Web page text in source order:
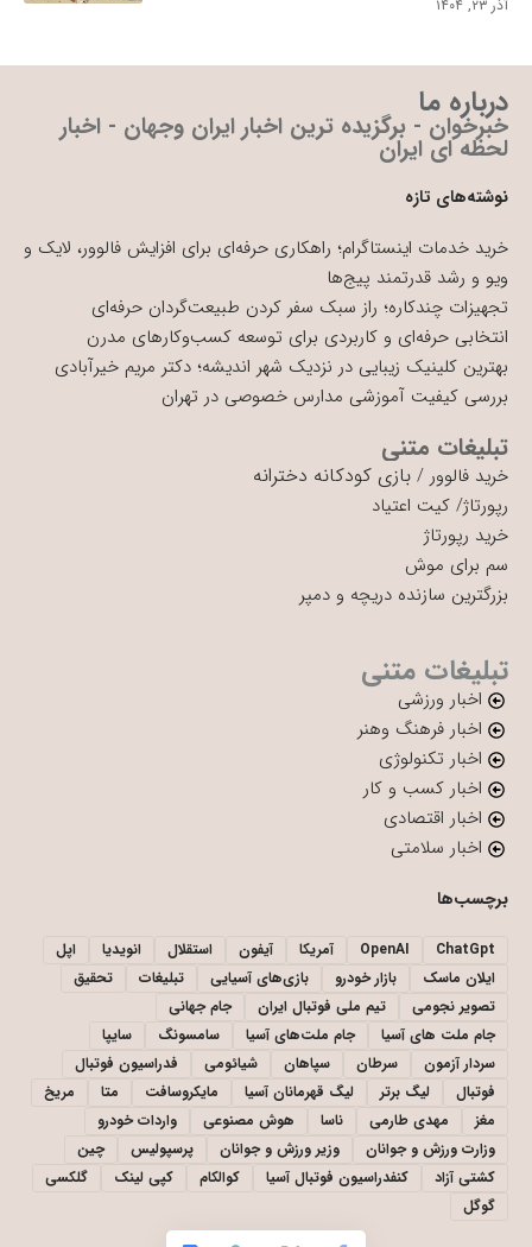
آذر ۲۳, ۱۴۰۴
درباره ما
خبرخوان - برگزیده ترین اخبار ایران وجهان - اخبار
لحظه ای ایران
نوشته‌های تازه
خرید خدمات اینستاگرام؛ راهکاری حرفه‌ای برای افزایش فالوور، لایک و
ویو و رشد قدرتمند پیج‌ها
تجهیزات چندکاره؛ راز سبک سفر کردن طبیعت‌گردان حرفه‌ای
انتخابی حرفه‌ای و کاربردی برای توسعه کسب‌وکارهای مدرن
بهترین کلینیک زیبایی در نزدیک شهر اندیشه؛ دکتر مریم خیرآبادی
بررسی کیفیت آموزشی مدارس خصوصی در تهران
تبلیغات متنی
خرید فالوور / بازی کودکانه دخترانه
رپورتاژ/ کیت اعتیاد
خرید رپورتاژ
سم برای موش
بزرگترین سازنده دریچه و دمپر
تبلیغات متنی
اخبار ورزشی
اخبار فرهنگ وهنر
اخبار تکنولوژی
اخبار کسب و کار
اخبار اقتصادی
اخبار سلامتی
برچسب‌ها
ChatGpt
OpenAI آمریکا آیفون استقلال انویدیا
اپل
ایلان ماسک
بازار خودرو بازی‌های آسیایی تبلیغات
تحقیق
تصویر نجومی
تیم ملی فوتبال ایران
جام جهانی
جام ملت های آسیا
جام ملت‌های آسیا سامسونگ
سایپا
سردار آزمون
سرطان سپاهان شیائومی
فدراسیون فوتبال
فوتبال
لیگ برتر لیگ قهرمانان آسیا مایکروسافت متا
مریخ
مغز
مهدی طارمی ناسا هوش مصنوعی
واردات خودرو
وزارت ورزش و جوانان
وزیر ورزش و جوانان پرسپولیس
چین
کشتی آزاد
کنفدراسیون فوتبال آسیا کوالکام کپی لینک
گلکسی
گوگل